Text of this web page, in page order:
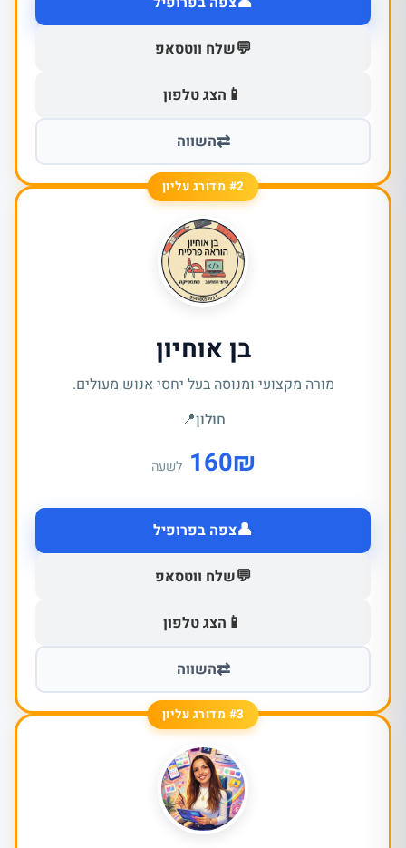
💬שלח ווטסאפ
📱 הצג טלפון
⇄השווה
#2 מדורג עליון
בן אוחיון
מורה מקצועי ומנוסה בעל יחסי אנוש מעולים.
חולון📍
₪
160 לשעה
👤צפה בפרופיל
💬שלח ווטסאפ
📱 הצג טלפון
⇄השווה
#3 מדורג עליון